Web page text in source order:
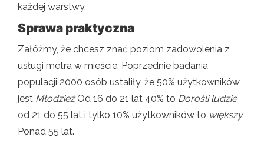
każdej warstwy.
Sprawa praktyczna
Załóżmy, że chcesz znać poziom zadowolenia z
usługi metra w mieście. Poprzednie badania
populacji 2000 osób ustaliły, że 50% użytkowników
jest MłodzieżOd 16 do 21 lat 40% to Dorośli ludzie
od 21 do 55 lat i tylko 10% użytkowników to większy
Ponad 55 lat.